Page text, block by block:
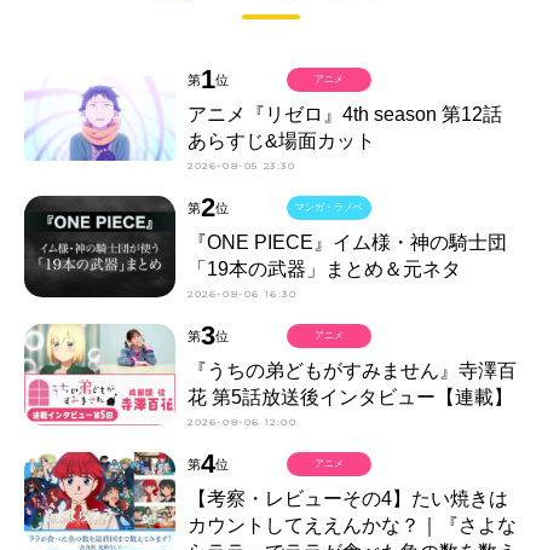
第1位
アニメ『リゼロ』4th season 第12話
あらすじ&場面カット
2026-08-05 23:30
アニメ
第2位
『ONE PIECE』イム様・神の騎士団
「19本の武器」まとめ＆元ネタ
2026-08-06 16:30
マンガ・ラノベ
第3位
『うちの弟どもがすみません』寺澤百
花 第5話放送後インタビュー【連載】
2026-08-06 12:00
アニメ
第4位
【考察・レビューその4】たい焼きは
カウントしてええんかな？｜『さよな
アニメ